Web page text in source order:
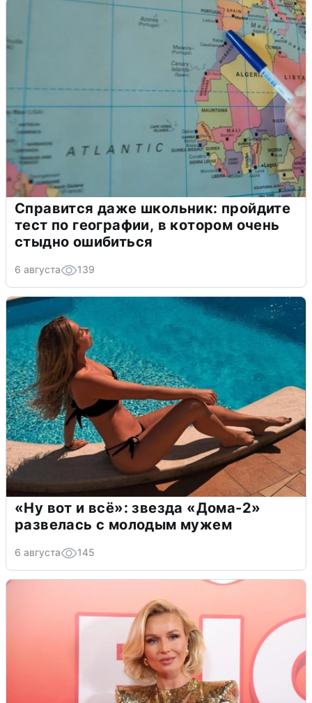
Справится даже школьник: пройдите
тест по географии, в котором очень
стыдно ошибиться
6 августа 139
«Ну вот и всё»: звезда «Дома-2»
развелась с молодым мужем
6 августа 145